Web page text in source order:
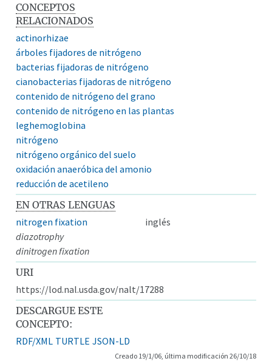
CONCEPTOS
RELACIONADOS
actinorhizae
árboles fijadores de nitrógeno
bacterias fijadoras de nitrógeno
cianobacterias fijadoras de nitrógeno
contenido de nitrógeno del grano
contenido de nitrógeno en las plantas
leghemoglobina
nitrógeno
nitrógeno orgánico del suelo
oxidación anaeróbica del amonio
reducción de acetileno
EN OTRAS LENGUAS
nitrogen fixation
inglés
diazotrophy
dinitrogen fixation
URI
https://lod.nal.usda.gov/nalt/17288
DESCARGUE ESTE
CONCEPTO:
RDF/XML TURTLE JSON-LD
Creado 19/1/06, última modificación 26/10/18